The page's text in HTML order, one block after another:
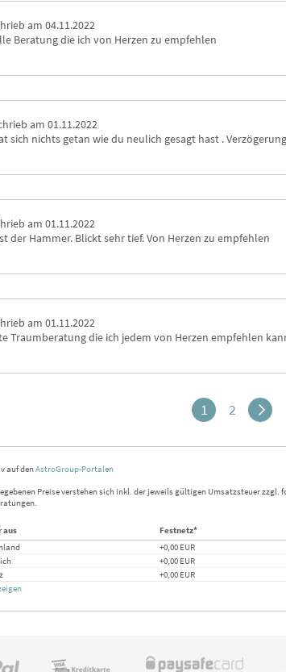
am 04.11.2022
Beratung die ich von Herzen zu empfehlen
am 01.11.2022
sich nichts getan wie du neulich gesagt hast .
am 01.11.2022
der Hammer. Blickt sehr tief. Von Herzen zu empfehlen
am 01.11.2022
Traumberatung die ich jedem von Herzen empfehlen
1 2
auf denAstroGroup-Portalen
Preise verstehen sich inkl. der jeweils gültigen Umsatzsteuer
aus Festnetz*
+0,00 EUR
+0,00 EUR
+0,00 EUR